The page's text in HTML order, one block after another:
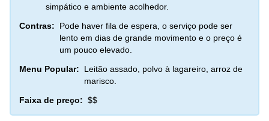
simpático e ambiente acolhedor.
Contras:
Pode haver fila de espera, o serviço pode ser
lento em dias de grande movimento e o preço é
um pouco elevado.
Menu Popular:
Leitão assado, polvo à lagareiro, arroz de
marisco.
Faixa de preço: $$